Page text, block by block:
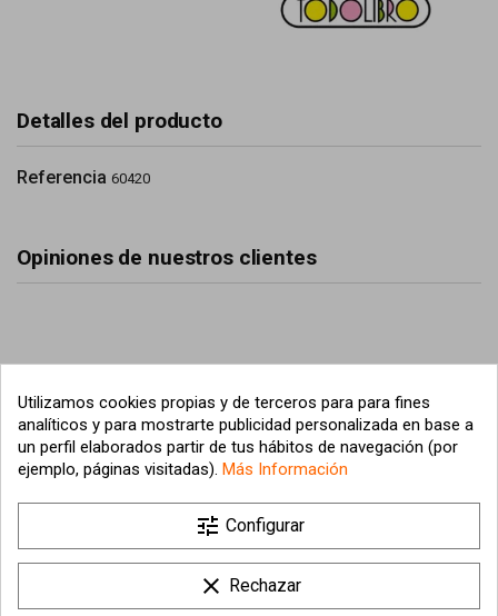
Detalles del producto
Referencia 60420
Opiniones de nuestros clientes
Utilizamos cookies propias y de terceros para para fines
analíticos y para mostrarte publicidad personalizada en base a
un perfil elaborados partir de tus hábitos de navegación (por
ejemplo, páginas visitadas). Más Información
tune Configurar
clear Rechazar